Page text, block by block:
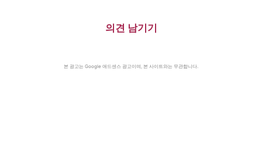
의견 남기기
본 광고는 Google 애드센스 광고이며, 본 사이트와는 무관합니다.